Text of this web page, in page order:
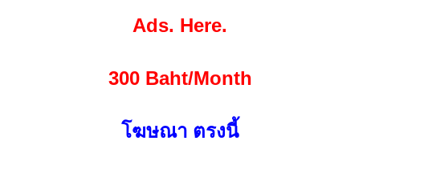
Ads. Here.
300 Baht/Month
โฆษณา ตรงนี้